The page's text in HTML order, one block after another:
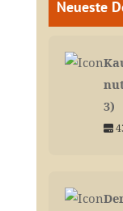
Neueste
3)